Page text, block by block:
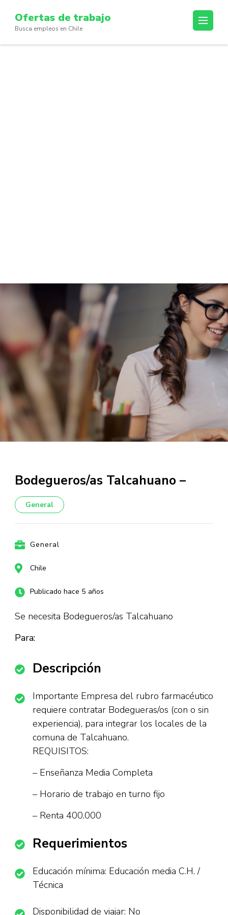
content
(Press
Ofertas de trabajo
Busca empleos en Chile
Bodegueros/as Talcahuano –
General
General
Chile
Publicado hace 5 años
Se necesita Bodegueros/as Talcahuano
Para:
Descripción
Importante Empresa del rubro farmacéutico
requiere contratar Bodegueras/os (con o sin
experiencia), para integrar los locales de la
comuna de Talcahuano.
REQUISITOS:
– Enseñanza Media Completa
– Horario de trabajo en turno fijo
– Renta 400.000
Requerimientos
Educación mínima: Educación media C.H. /
Técnica
Disponibilidad de viajar: No